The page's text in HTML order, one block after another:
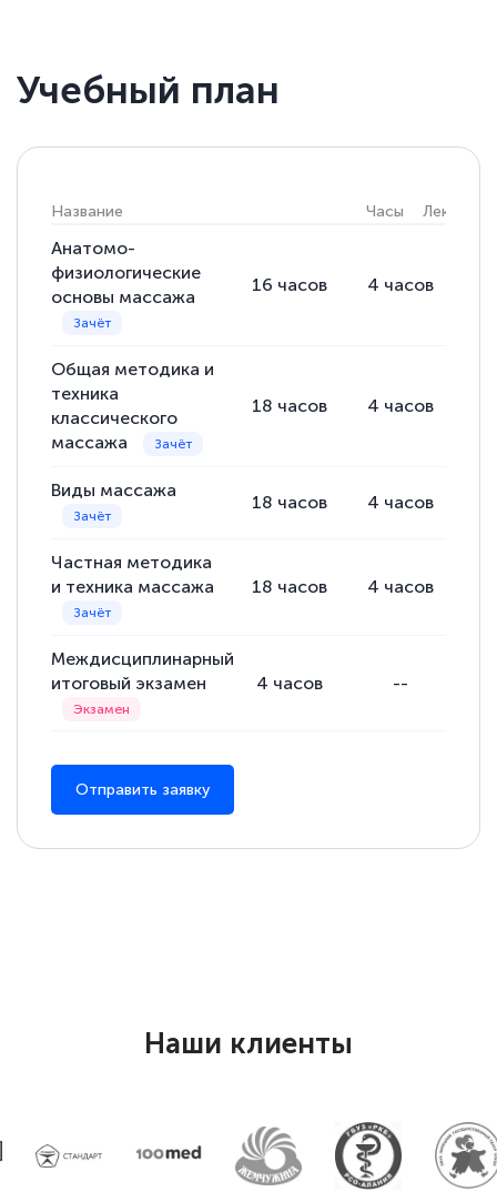
подчеркуть, что при обращении
оперативно связались со мной
двух…
Светлана К
Знаток города 7 уровня
10 марта 2026
Оставила заявку на обучение онлайн, мне
быстро ответили, разъяснили все детали.
Обучение понравилось: огромное
количество тематической литературы,
прохождения курса, удобная система
аттестации, проблем не возникло ни на
Учебный план
Название Часы Лекции
Анатомо-
физиологические
основы массажа
16 часов 4 часов
Общая методика и
техника
классического
массажа
18 часов 4 часов
Виды массажа
18 часов 4 часов
Частная методика
и техника массажа
18 часов 4 часов
Междисциплинарный
итоговый экзамен
4 часов --
Отправить заявку
Наши клиенты